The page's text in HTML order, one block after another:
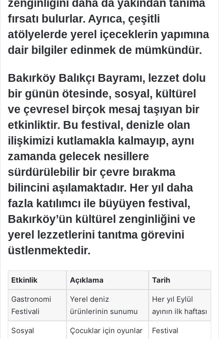
zenginliğini daha da yakından tanıma
fırsatı bulurlar. Ayrıca, çeşitli
atölyelerde yerel içeceklerin yapımına
dair bilgiler edinmek de mümkündür.
Bakırköy Balıkçı Bayramı, lezzet dolu
bir günün ötesinde, sosyal, kültürel
ve çevresel birçok mesaj taşıyan bir
etkinliktir. Bu festival, denizle olan
ilişkimizi kutlamakla kalmayıp, aynı
zamanda gelecek nesillere
sürdürülebilir bir çevre bırakma
bilincini aşılamaktadır. Her yıl daha
fazla katılımcı ile büyüyen festival,
Bakırköy’ün kültürel zenginliğini ve
yerel lezzetlerini tanıtma görevini
üstlenmektedir.
Etkinlik Açıklama Tarih
Gastronomi
Festivali
Yerel deniz
ürünlerinin sunumu
Her yıl Eylül
ayının ilk haftası
Sosyal
Çocuklar için oyunlar
Festival